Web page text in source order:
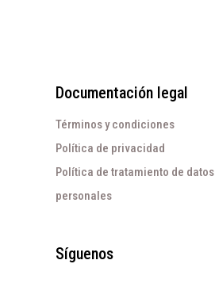
Documentación legal
Términos y condiciones
Política de privacidad
Política de tratamiento de datos
personales
Síguenos